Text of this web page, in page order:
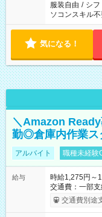
服装自由 / シフ
ソコンスキル
気になる！
＼Amazon
勤◎倉庫内作業ス
アルバイト 職種未経験
給与
時給1,275円～
交通費：一部
実費支給） ※22:00～翌5:00までは時給25%UP！ ■給与前払い
制度あり ※前
交通費別途